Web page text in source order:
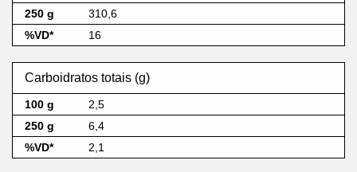
310,6
16
Carboidratos totais (g)
2,5
6,4
2,1